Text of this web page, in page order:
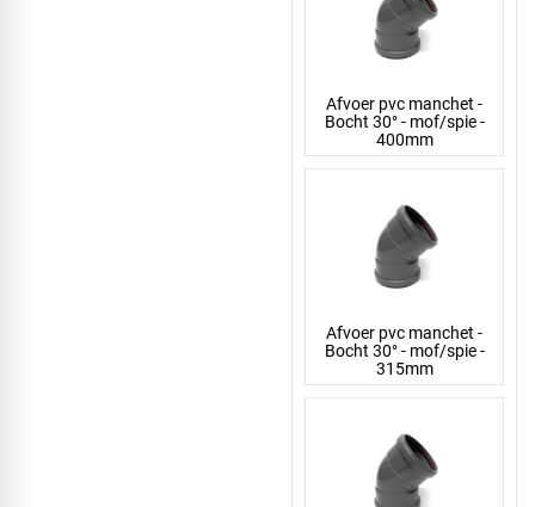
Afvoer pvc manchet -
Bocht 30° - mof/spie -
400mm
Afvoer pvc manchet -
Bocht 30° - mof/spie -
315mm